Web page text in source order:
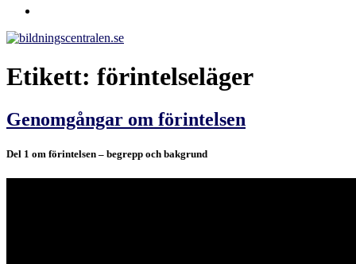
Etikett: förintelseläger
Genomgångar om förintelsen
Del 1 om förintelsen – begrepp och bakgrund